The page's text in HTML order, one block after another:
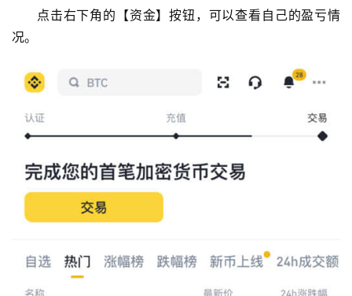
点击右下角的【资金】按钮，可以查看自己的盈亏情
况。